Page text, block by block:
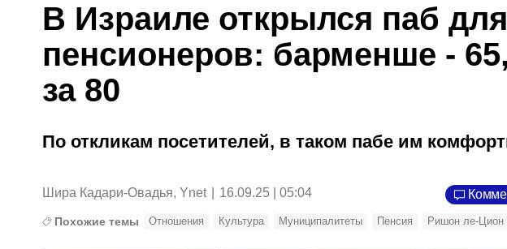
В Израиле открылся паб для
пенсионеров: барменше -
за 80
По откликам посетителей, в таком пабе им
Шира Кадари-Овадья, Ynet 16.09.25 | 05:04
Похожие темы Отношения Культура Муниципалитеты Пенсия Ришон ле-Цион